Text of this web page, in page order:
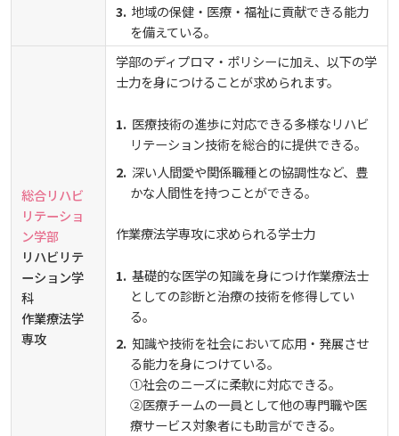
地域の保健・医療・福祉に貢献できる能力
を備えている。
総合リハビ
リテーショ
ン学部
リハビリテ
ーション学
科
作業療法学
専攻
学部のディプロマ・ポリシーに加え、以下の学
士力を身につけることが求められます。
医療技術の進歩に対応できる多様なリハビ
リテーション技術を総合的に提供できる。
深い人間愛や関係職種との協調性など、豊
かな人間性を持つことができる。
作業療法学専攻に求められる学士力
基礎的な医学の知識を身につけ作業療法士
としての診断と治療の技術を修得してい
る。
知識や技術を社会において応用・発展させ
る能力を身につけている。
①社会のニーズに柔軟に対応できる。
②医療チームの一員として他の専門職や医
療サービス対象者にも助言ができる。